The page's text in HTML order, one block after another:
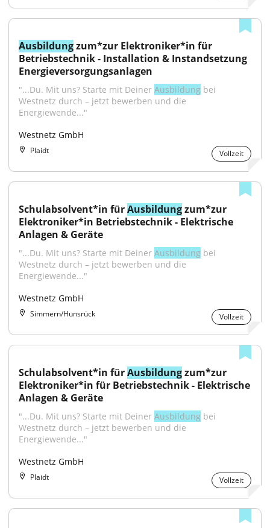
Ausbildung zum*zur Elektroniker*in für
Betriebstechnik - Installation & Instandsetzung
Energieversorgungsanlagen
"...Du. Mit uns? Starte mit Deiner Ausbildung bei
Westnetz durch – jetzt bewerben und die
Energiewende..."
Westnetz GmbH
Plaidt Vollzeit
Schulabsolvent*in für Ausbildung zum*zur
Elektroniker*in Betriebstechnik - Elektrische
Anlagen & Geräte
"...Du. Mit uns? Starte mit Deiner Ausbildung bei
Westnetz durch – jetzt bewerben und die
Energiewende..."
Westnetz GmbH
Simmern/Hunsrück Vollzeit
Schulabsolvent*in für Ausbildung zum*zur
Elektroniker*in für Betriebstechnik - Elektrische
Anlagen & Geräte
"...Du. Mit uns? Starte mit Deiner Ausbildung bei
Westnetz durch – jetzt bewerben und die
Energiewende..."
Westnetz GmbH
Plaidt Vollzeit